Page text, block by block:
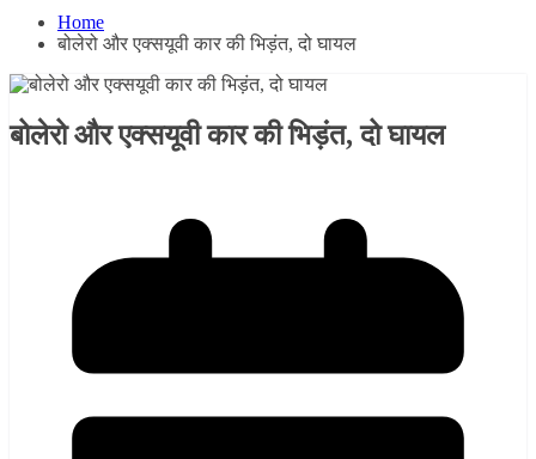
Home
बोलेरो और एक्सयूवी कार की भिड़ंत, दो घायल
बोलेरो और एक्सयूवी कार की भिड़ंत, दो घायल